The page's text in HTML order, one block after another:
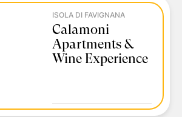
ISOLA DI FAVIGNANA
Calamoni
Apartments &
Wine Experience